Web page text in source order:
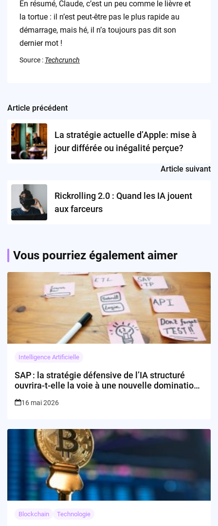
En résumé, Claude, c’est un peu comme le lièvre et
la tortue : il n’est peut-être pas le plus rapide au
démarrage, mais hé, il n’a toujours pas dit son
dernier mot !
Source : Techcrunch
Post
navigation
Article précédent
La stratégie actuelle d’Apple: mise à
jour différée ou inégalité perçue?
Article suivant
Rickrolling 2.0 : Quand les IA jouent
aux farceurs
Vous pourriez également aimer
Intelligence Artificielle
SAP : la stratégie défensive de l’IA structuré
ouvrira-t-elle la voie à une nouvelle domination
16 mai 2026
Blockchain Technologie